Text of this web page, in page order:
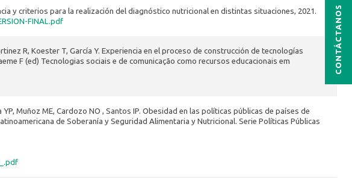
y criterios para la realización del diagnóstico nutricional en distintas situaciones, 2021.
FINAL.pdf
R, Koester T, García Y. Experiencia en el proceso de construcción de tecnologías
F (ed) Tecnologias sociais e de comunicação como recursos educacionais em
Muñoz ME, Cardozo NO , Santos IP. Obesidad en las políticas públicas de países de
de Soberanía y Seguridad Alimentaria y Nutricional. Serie Políticas Públicas
CONTÁCTANOS